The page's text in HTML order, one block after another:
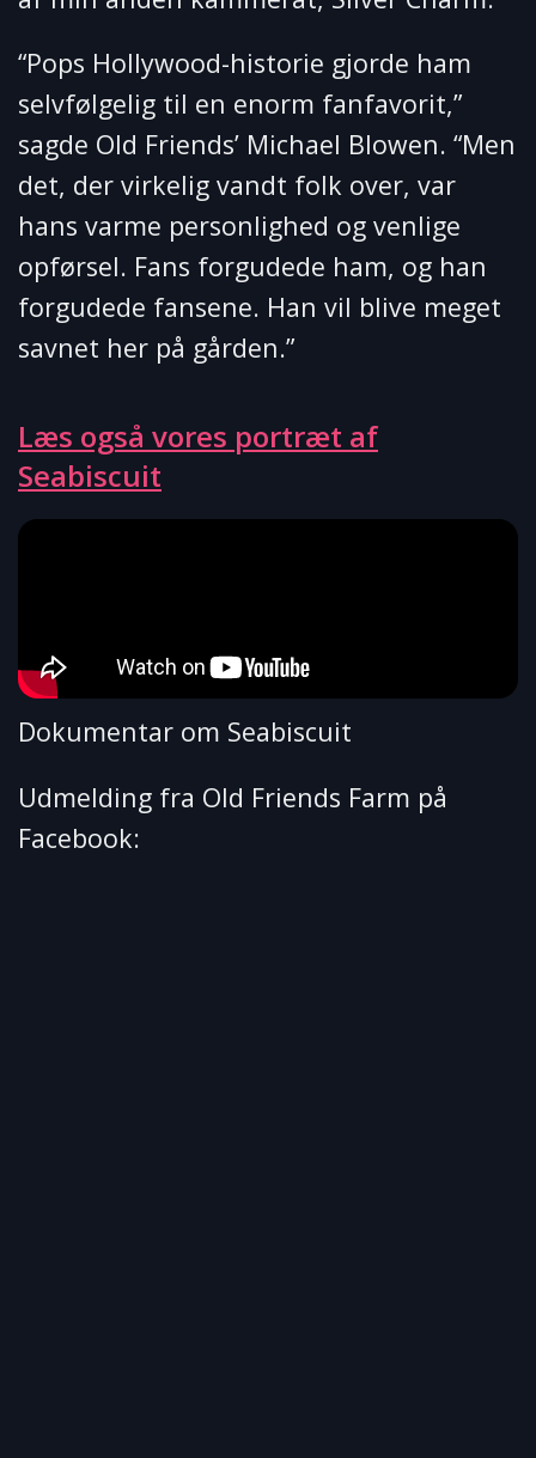
“Pops Hollywood-historie gjorde ham
selvfølgelig til en enorm fanfavorit,”
sagde Old Friends’ Michael Blowen. “Men
det, der virkelig vandt folk over, var
hans varme personlighed og venlige
opførsel. Fans forgudede ham, og han
forgudede fansene. Han vil blive meget
savnet her på gården.”
Læs også vores portræt af
Seabiscuit
Dokumentar om Seabiscuit
Udmelding fra Old Friends Farm på
Facebook: